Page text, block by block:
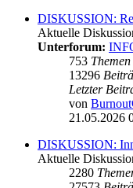
DISKUSSION:
Aktuelle
Unterforum:
753 Themen
13296
Letzter
von
21.05.2026
DISKUSSION:
Aktuelle
2280